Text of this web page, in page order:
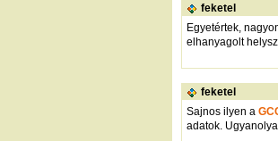
feketel
Egyetértek,
elhanyagolt
feketel
Sajnos ilyen a
adatok.